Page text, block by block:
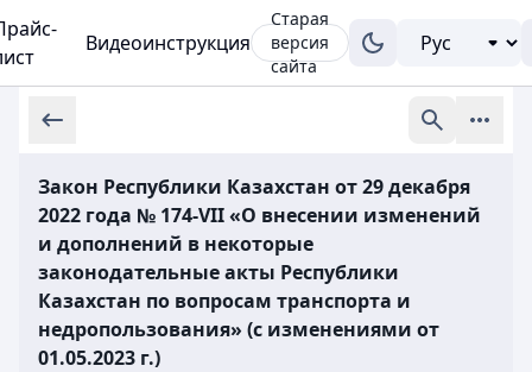
Видеоинструкция
Старая
версия
сайта
Закон Республики Казахстан от 29 декабря
2022 года № 174-VII «О внесении изменений
и дополнений в некоторые
законодательные акты Республики
Казахстан по вопросам транспорта и
недропользования» (с изменениями от
01.05.2023 г.)